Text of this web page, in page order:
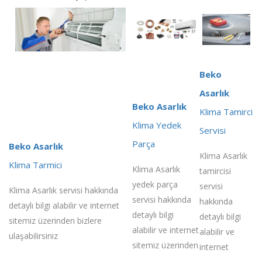
Beko Asarlık
Klima Tarmici
Klima Asarlık servisi hakkında
detaylı bilgi alabilir ve internet
sitemiz üzerinden bizlere
ulaşabilirsiniz
Beko Asarlık
Klima Yedek
Parça
Klima Asarlık
yedek parça
servisi hakkında
detaylı bilgi
alabilir ve internet
sitemiz üzerinden
Beko
Asarlık
Klima Tamirci
Servisi
Klima Asarlık
tamircisi
servisi
hakkında
detaylı bilgi
alabilir ve
internet